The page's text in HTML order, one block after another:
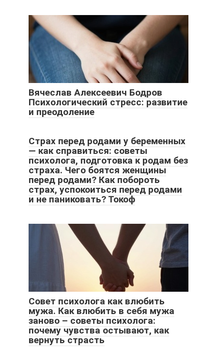
Вячеслав Алексеевич Бодров
Психологический стресс: развитие
и преодоление
Страх перед родами у беременных
— как справиться: советы
психолога, подготовка к родам без
страха. Чего боятся женщины
перед родами? Как побороть
страх, успокоиться перед родами
и не паниковать? Токоф
Совет психолога как влюбить
мужа. Как влюбить в себя мужа
заново – советы психолога:
почему чувства остывают, как
вернуть страсть